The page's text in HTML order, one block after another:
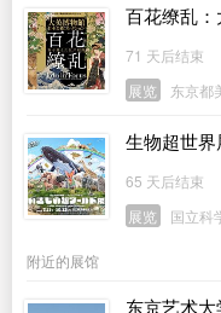
百花缭乱
71 天后结束
展览
东京都
生物超世界
65 天后结束
展览
国立科
附近的展馆
东京艺术